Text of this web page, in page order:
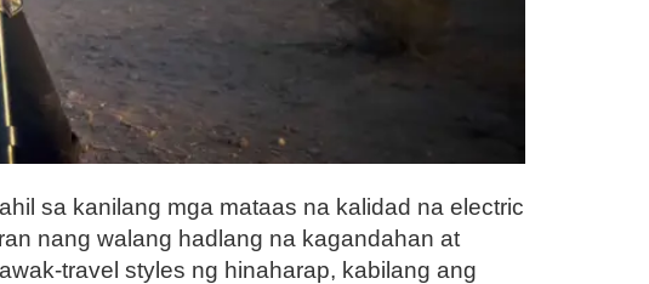
sa kanilang mga mataas na kalidad na electric
nang walang hadlang na kagandahan at
travel styles ng hinaharap, kabilang ang